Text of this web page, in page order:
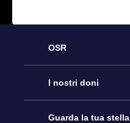
OSR
Assistenza
Contattaci
I nostri doni
Online Star Gift
Guarda la tua stella